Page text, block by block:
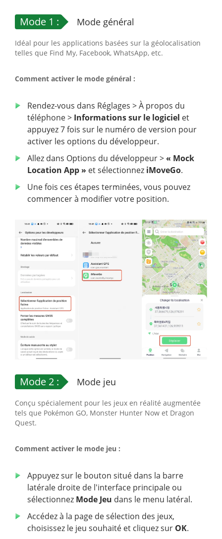
Mode 1 : Mode général
Idéal pour les applications basées sur la géolocalisation
telles que Find My, Facebook, WhatsApp, etc.
Comment activer le mode général :
Rendez-vous dans Réglages > À propos du
téléphone > Informations sur le logiciel et
appuyez 7 fois sur le numéro de version pour
activer les options du développeur.
Allez dans Options du développeur >« Mock
Location App » et sélectionnez iMoveGo.
Une fois ces étapes terminées, vous pouvez
commencer à modifier votre position.
Mode 2 : Mode jeu
Conçu spécialement pour les jeux en réalité augmentée
tels que Pokémon GO, Monster Hunter Now et Dragon
Quest.
Comment activer le mode jeu :
Appuyez sur le bouton situé dans la barre
latérale droite de l'interface principale ou
sélectionnez Mode Jeu dans le menu latéral.
Accédez à la page de sélection des jeux,
choisissez le jeu souhaité et cliquez sur OK.